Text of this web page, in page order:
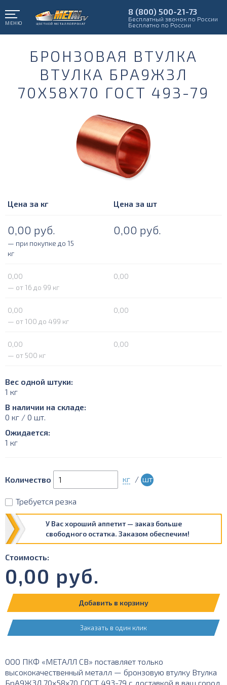
МЕНЮ
8 (800) 500-21-73
Бесплатный звонок по России
Бесплатно по России
БРОНЗОВАЯ ВТУЛКА
ВТУЛКА БРА9Ж3Л
70Х58Х70 ГОСТ 493-79
Цена за кг Цена за шт
0,00 руб. 0,00 руб.
— при покупке до 15
кг
0,00
0,00
— от 16 до 99 кг
0,00
0,00
— от 100 до 499 кг
0,00
0,00
— от 500 кг
Вес одной штуки:
1 кг
В наличии на складе:
0 кг / 0 шт.
Ожидается:
1 кг
Количество кг / шт
Требуется резка
У Вас хороший аппетит — заказ больше
свободного остатка. Заказом обеспечим!
Стоимость:
0,00 руб.
Добавить в корзину
Заказать в один клик
ООО ПКФ «МЕТАЛЛ СВ» поставляет только
высококачественный металл — бронзовую втулку Втулка
БрА9Ж3Л 70х58х70 ГОСТ 493-79 с доставкой в ваш город,